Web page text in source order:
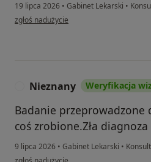
19 lipca 2026 • Gabinet Lekarski •
w opinii użytkownika ID
zgłoś nadużycie
Nieznany Weryfikacja
Badanie przeprowadzone
coś zrobione.Zła
9 lipca 2026 • Gabinet Lekarski •
w opinii użytkownika Nieznany